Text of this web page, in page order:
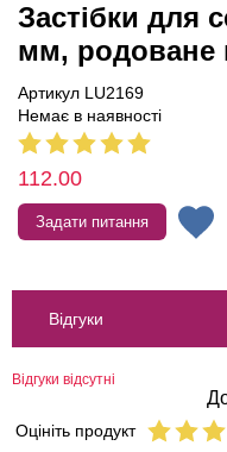
Застібки для
мм, родоване
Артикул LU2169
Немає в наявності
112.00
Задати питання
Відгуки
Відгуки відсутні
Оцініть продукт